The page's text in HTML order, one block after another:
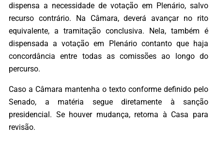
dispensa a necessidade de votação em Plenário, salvo
recurso contrário. Na Câmara, deverá avançar no rito
equivalente, a tramitação conclusiva. Nela, também é
dispensada a votação em Plenário contanto que haja
concordância entre todas as comissões ao longo do
percurso.
Caso a Câmara mantenha o texto conforme definido pelo
Senado, a matéria segue diretamente à sanção
presidencial. Se houver mudança, retorna à Casa para
revisão.